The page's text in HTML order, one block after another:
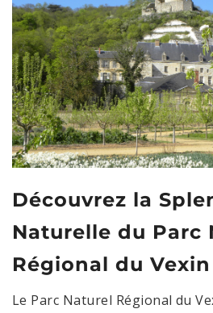
Découvrez la
Naturelle du Parc
Régional du
Le Parc Naturel Régional du